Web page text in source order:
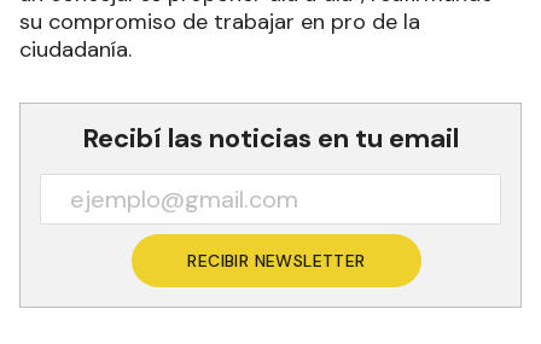
su compromiso de trabajar en pro de la
ciudadanía.
Recibí las noticias en tu email
RECIBIR NEWSLETTER